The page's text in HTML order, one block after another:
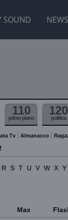
SOUND NEWS
110
primo piano
120
politica
Tv Almanacco
R S T U V W X Y
Max